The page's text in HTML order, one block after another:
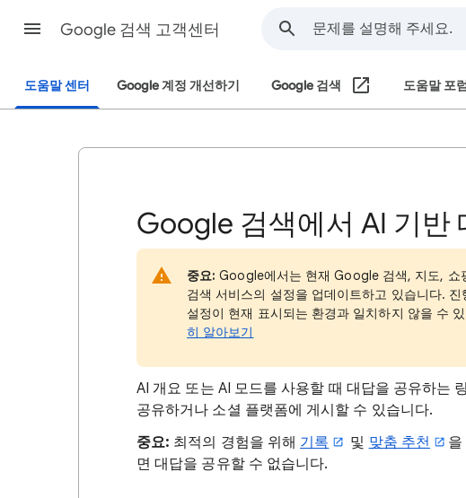
Google 검색 고객센터
도움말 센터 Google 계정 개선하기 Google 검색 도움말 포럼
Google 검색에서 AI 기반
중요: Google에서는 현재 Google 검색, 지도,
검색 서비스의 설정을 업데이트하고 있습니다.
설정이 현재 표시되는 환경과 일치하지 않을 수
히 알아보기
AI 개요 또는 AI 모드를 사용할 때 대답을 공유하는
공유하거나 소셜 플랫폼에 게시할 수 있습니다.
중요: 최적의 경험을 위해 기록 및 맞춤 추천
면 대답을 공유할 수 없습니다.